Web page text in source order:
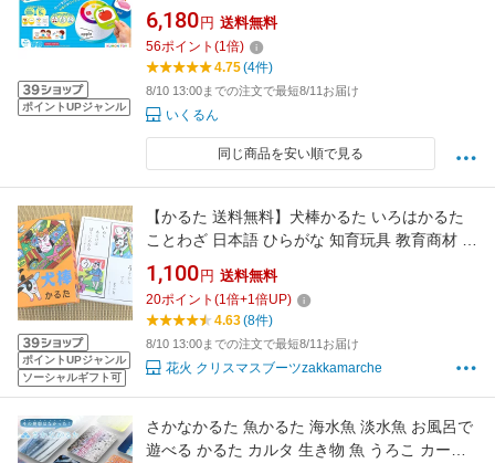
ポイントUPジャンル
知育 英語 タッチで聞こう！えいごかるた くも
ん出版
6,180 円 送料無料
56ポイント (1倍)
4.75(4件)
8/10 13:00までの注文で最短8/11お届け
いくるん
同じ商品を安い順で見る
ポイントUPジャンル
ソーシャルギフト可
【かるた 送料無料】犬棒かるた いろはかるた
ことわざ 日本語 ひらがな 知育玩具 教育商材 教
材 学校 正月 年末年始 遊び 大会 イベント パー
ティー ビンゴ バザー 子ども会 誕生日 プレゼン
ト ギフト 景品 グッズ ノベルティ 販促 雑貨
【13時までの注文で当日発送】
1,100 円 送料無料
20ポイント (1倍+1倍UP)
4.63(8件)
8/10 13:00までの注文で最短8/11お届け
花火 クリスマスブーツzakkamarche
さかなかるた 魚かるた 海水魚 淡水魚 お風呂で
遊べる かるた カルタ 生き物 魚 うろこ カード